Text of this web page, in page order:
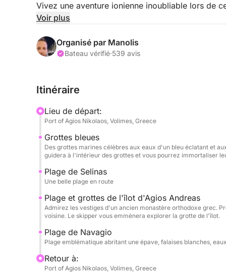
Vivez une aventure ionienne inoubliable lors de
le long des impressionnantes falaises de Zante
(Makris Gialos) et découvrez les ruines
MV Panagiotis. Le bateau s’arrête au large pour
Les Grottes Bleues : Naviguez le long de la côte
Grottes Bleues. De plus petites embarcations
lumière du soleil se reflète parfaitement sur
Plage de Salinas : Jetez l'ancre sur la
offre tout le loisir de descendre du bateau et de
cristallines, ou tout simplement de vous
Île de Saint-André et ruines du monastère :
Vous pourrez y naviguer au plus près
fascinantes ruines d'un ancien monastère perché
Voir plus
Organisé par Manolis
Bateau vérifié·539 avis
Itinéraire
Lieu de départ:
Port of Agios Nikolaos, Volimes, Greece
Grottes bleues
Des grottes marines célèbres aux eaux d'un bleu éclatant et
guidera à l'intérieur des grottes et vous pourrez immortaliser
Plage de Selinas
Une belle plage en route
Plage et grottes de l'îlot d'Agios Andreas
Admirez les vestiges d'un ancien monastère orthodoxe grec.
voisine. Le skipper vous emmènera explorer la grotte de l'îlot.
Plage de Navagio
Plage emblématique abritant une épave, falaises blanches,
Retour à:
Port of Agios Nikolaos, Volimes, Greece